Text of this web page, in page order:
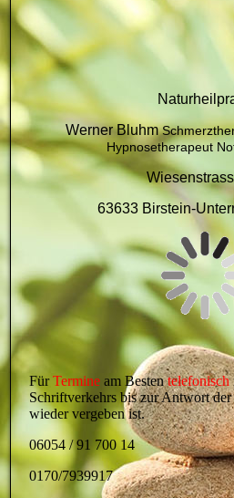
HP Logo_2
Werner Bluhm
Hypnosetherapeut
63633 Birstein-
FürTermine am Bestentelefonisch
Schriftverkehrs bis zur Antwort
wieder vergeben ist.
06054 / 91 700 14
0170/7939917